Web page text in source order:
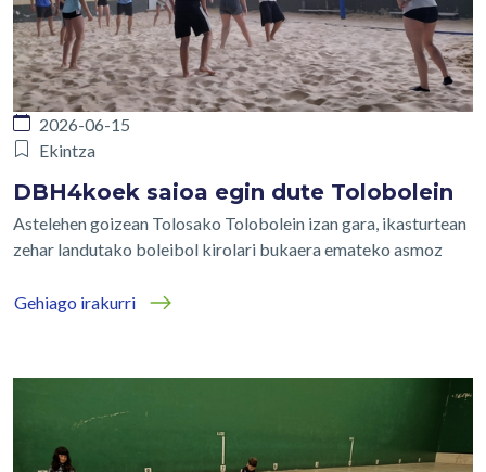
2026-06-15
Ekintza
DBH4koek saioa egin dute Tolobolein
Astelehen goizean Tolosako Tolobolein izan gara, ikasturtean
zehar landutako boleibol kirolari bukaera emateko asmoz
Gehiago irakurri